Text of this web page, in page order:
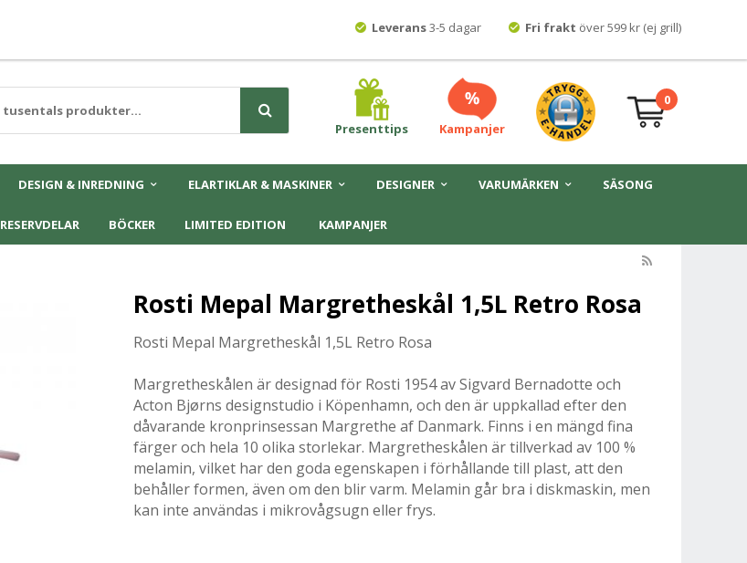
Leverans3-5 dagar Fri frakt över 599 kr (ej grill)
Presenttips Kampanjer
0
DESIGN & INREDNING ELARTIKLAR & MASKINER DESIGNER VARUMÄRKEN SÄSONG
RESERVDELAR BÖCKER LIMITED EDITION KAMPANJER
Rosti Mepal Margretheskål 1,5L Retro Rosa
Rosti Mepal Margretheskål 1,5L Retro Rosa
Margretheskålen är designad för Rosti 1954 av Sigvard Bernadotte och
Acton Bjørns designstudio i Köpenhamn, och den är uppkallad efter den
dåvarande kronprinsessan Margrethe af Danmark. Finns i en mängd fina
färger och hela 10 olika storlekar. Margretheskålen är tillverkad av 100 %
melamin, vilket har den goda egenskapen i förhållande till plast, att den
behåller formen, även om den blir varm. Melamin går bra i diskmaskin, men
kan inte användas i mikrovågsugn eller frys.